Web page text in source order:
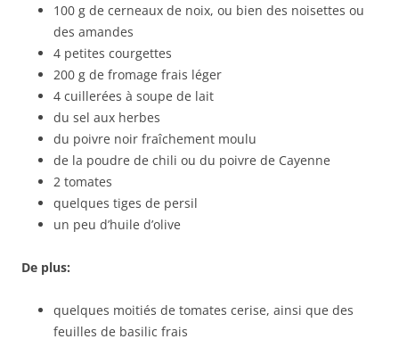
100 g de cerneaux de noix, ou bien des noisettes ou
des amandes
4 petites courgettes
200 g de fromage frais léger
4 cuillerées à soupe de lait
du sel aux herbes
du poivre noir fraîchement moulu
de la poudre de chili ou du poivre de Cayenne
2 tomates
quelques tiges de persil
un peu d’huile d’olive
De plus:
quelques moitiés de tomates cerise, ainsi que des
feuilles de basilic frais